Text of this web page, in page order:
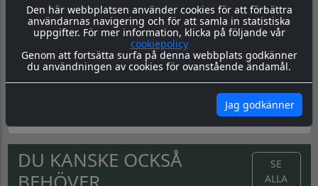
Den här webbplatsen använder cookies för att förbättra
användarnas navigering och för att samla in statistiska
uppgifter. För mer information, klicka på följande vår
cookiepolicy
Genom att fortsätta surfa på denna webbplats godkänner
du användningen av cookies för ovanstående ändamål.
Jag godkänner
Leverans:Det ingår två dekaler, en till höger resp. vänster
sida. Levereras redo för montage, med appliceringstape
över som håller ihop dekalen, och underlättar
monteringen. Appliceringstapen tas bort efter montering,
och kvar sitter då endast dekalen.
Montering:Montageanvisning hittar du här
Läs igenom våra instrukioner före
DU KANSKE OCKSÅ
SE
ALLA